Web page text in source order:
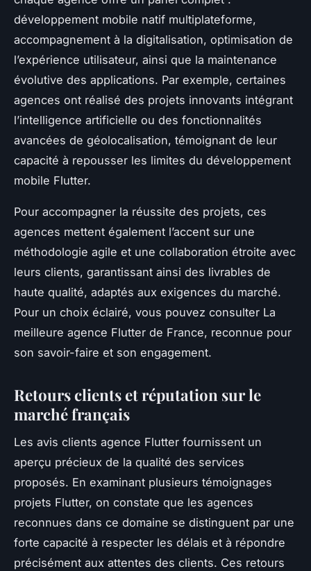
développement mobile natif multiplateforme,
accompagnement à la digitalisation, optimisation de
l’expérience utilisateur, ainsi que la maintenance
évolutive des applications. Par exemple, certaines
agences ont réalisé des projets innovants intégrant
l’intelligence artificielle ou des fonctionnalités
avancées de géolocalisation, témoignant de leur
capacité à repousser les limites du développement
mobile Flutter.
Pour accompagner la réussite des projets, ces
agences mettent également l’accent sur une
méthodologie agile et une collaboration étroite avec
leurs clients, garantissant ainsi des livrables de
haute qualité, adaptés aux exigences du marché.
Pour un choix éclairé, vous pouvez consulter La
meilleure agence Flutter de France, reconnue pour
son savoir-faire et son engagement.
Retours clients et réputation sur le
marché français
Les avis clients agence Flutter fournissent un
aperçu précieux de la qualité des services
proposés. En examinant plusieurs témoignages
projets Flutter, on constate que les agences
reconnues dans ce domaine se distinguent par une
forte capacité à respecter les délais et à répondre
précisément aux attentes des clients. Ces retours